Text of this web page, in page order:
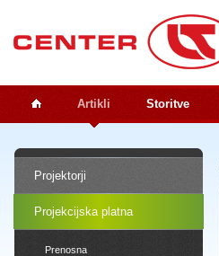
Artikli Storitve
Projektorji
Projekcijska platna
Prenosna